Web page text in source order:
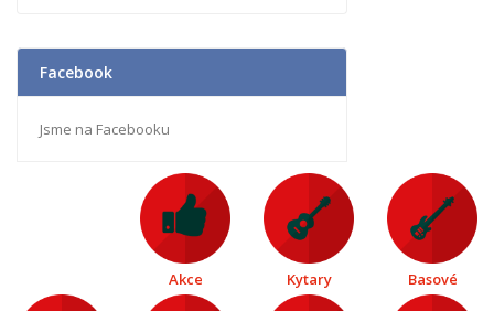
Facebook
Jsme na Facebooku
Akce Kytary Basové